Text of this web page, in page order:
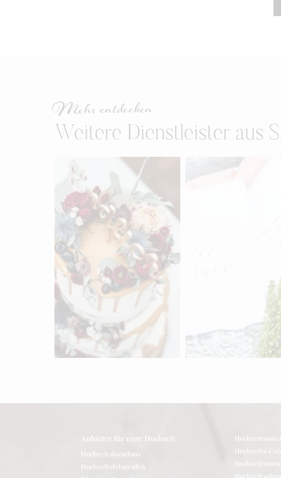
Mehr entdecken
Weitere Dienstleister aus
Anbieter für eure Hochzeit
Hochzeitslocations
Hochzeitsfotografen
Hochzeits-